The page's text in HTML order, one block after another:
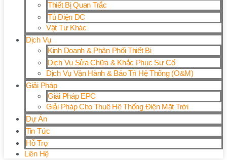
Thiết Bị Quan Trắc
Tủ Điện DC
Vật Tư Khác
Dịch Vụ
Kinh Doanh & Phân Phối Thiết Bị
Dịch Vụ Sửa Chữa & Khắc Phục Sự Cố
Dịch Vụ Vận Hành & Bảo Trì Hệ Thống (O&M)
Giải Pháp
Giải Pháp EPC
Giải Pháp Cho Thuê Hệ Thống Điện Mặt Trời
Dự Án
Tin Tức
Hỗ Trợ
Liên Hệ